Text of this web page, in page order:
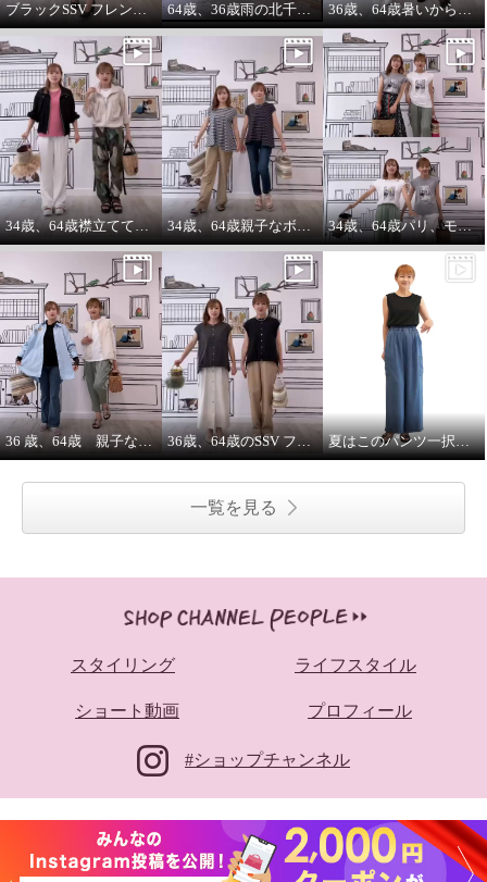
ブラックSSV フレンチシャツにブラックブルゾン so cool! 64歳、36歳雨の北千住迷路散歩 36歳、64歳暑いから ノースリーブ必須‼️暑いから腕は出す‼️
34歳、64歳襟立ててブルゾンを着る えっ？襟立てない？ 34歳、64歳親子なボーダーコーデstyle^_^ 34歳、64歳パリ、モンマルトルの階段プリントカットソーを着る。
36 歳、64歳 親子な年齢差コーデ 36歳、64歳のSSV フレンチスリーブシャツはジレにもなります。 夏はこのパンツ一択！65㌢丈 インディゴデニムかっこいいら🤭
一覧を見る
スタイリング ライフスタイル
ショート動画 プロフィール
#ショップチャンネル